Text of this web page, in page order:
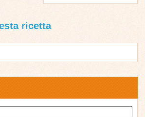
ricetta